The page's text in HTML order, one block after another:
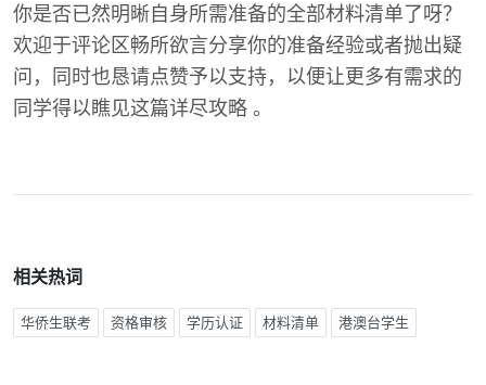
你是否已然明晰自身所需准备的全部材料清单了呀？
欢迎于评论区畅所欲言分享你的准备经验或者抛出疑
问，同时也恳请点赞予以支持，以便让更多有需求的
同学得以瞧见这篇详尽攻略 。
相关热词
华侨生联考 资格审核 学历认证 材料清单 港澳台学生